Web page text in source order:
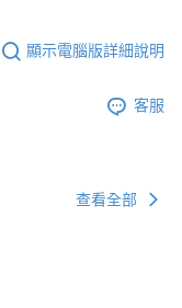
顯示電腦版詳細說明
客服
查看全部